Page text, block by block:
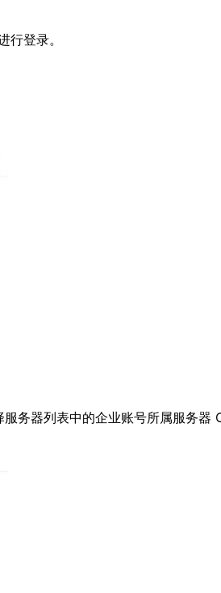
登录。
务器列表中的企业账号所属服务器